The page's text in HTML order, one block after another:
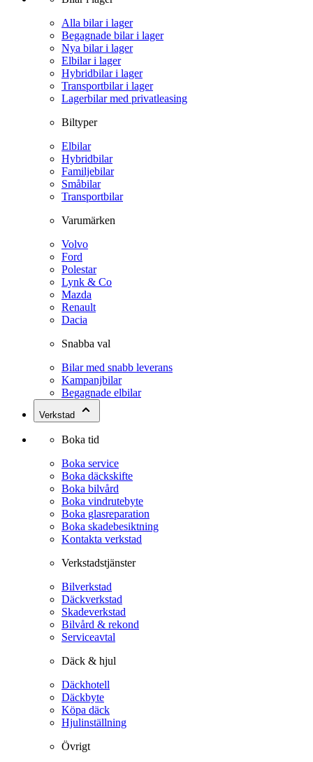
Alla bilar i lager
Begagnade bilar i lager
Nya bilar i lager
Elbilar i lager
Hybridbilar i lager
Transportbilar i lager
Lagerbilar med privatleasing
Biltyper
Elbilar
Hybridbilar
Familjebilar
Småbilar
Transportbilar
Varumärken
Volvo
Ford
Polestar
Lynk & Co
Mazda
Renault
Dacia
Snabba val
Bilar med snabb leverans
Kampanjbilar
Begagnade elbilar
Verkstad
Boka tid
Boka service
Boka däckskifte
Boka bilvård
Boka vindrutebyte
Boka glasreparation
Boka skadebesiktning
Kontakta verkstad
Verkstadstjänster
Bilverkstad
Däckverkstad
Skadeverkstad
Bilvård & rekond
Serviceavtal
Däck & hjul
Däckhotell
Däckbyte
Köpa däck
Hjulinställning
Övrigt